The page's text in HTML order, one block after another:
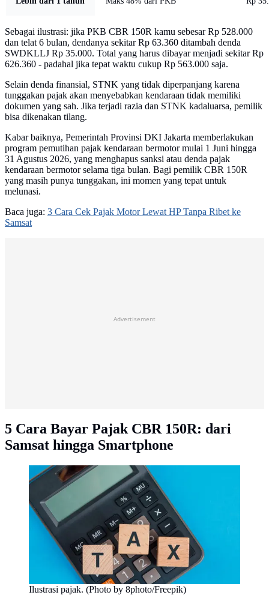
Sebagai ilustrasi: jika PKB CBR 150R kamu sebesar Rp 528.000
dan telat 6 bulan, dendanya sekitar Rp 63.360 ditambah denda
SWDKLLJ Rp 35.000. Total yang harus dibayar menjadi sekitar Rp
626.360 - padahal jika tepat waktu cukup Rp 563.000 saja.
Selain denda finansial, STNK yang tidak diperpanjang karena
tunggakan pajak akan menyebabkan kendaraan tidak memiliki
dokumen yang sah. Jika terjadi razia dan STNK kadaluarsa, pemilik
bisa dikenakan tilang.
Kabar baiknya, Pemerintah Provinsi DKI Jakarta memberlakukan
program pemutihan pajak kendaraan bermotor mulai 1 Juni hingga
31 Agustus 2026, yang menghapus sanksi atau denda pajak
kendaraan bermotor selama tiga bulan. Bagi pemilik CBR 150R
yang masih punya tunggakan, ini momen yang tepat untuk
melunasi.
Baca juga: 3 Cara Cek Pajak Motor Lewat HP Tanpa Ribet ke
Samsat
Advertisement
5 Cara Bayar Pajak CBR 150R: dari
Samsat hingga Smartphone
Ilustrasi pajak. (Photo by 8photo/Freepik)